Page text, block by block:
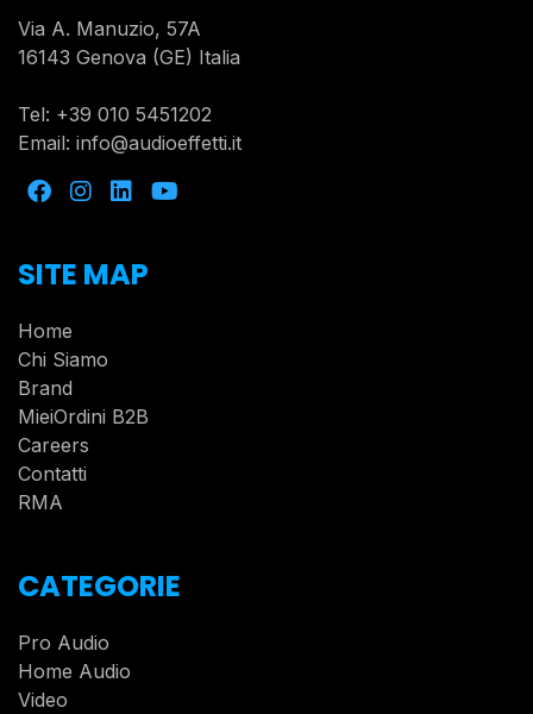
Via A. Manuzio, 57A
16143 Genova (GE) Italia
Tel: +39 010 5451202
Email: info@audioeffetti.it
SITE MAP
Home
Chi Siamo
Brand
MieiOrdini B2B
Careers
Contatti
RMA
CATEGORIE
Pro Audio
Home Audio
Video